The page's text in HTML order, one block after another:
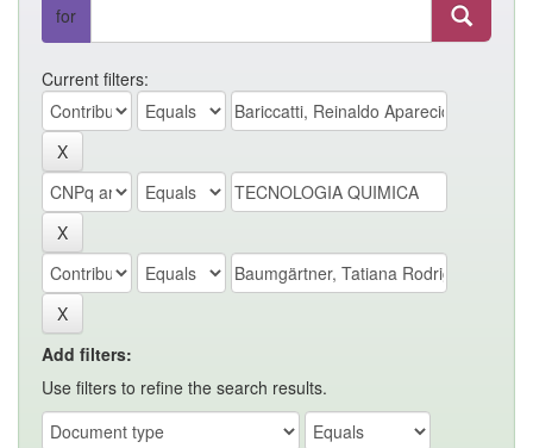
for
Current filters:
Add filters:
Use filters to refine the search results.